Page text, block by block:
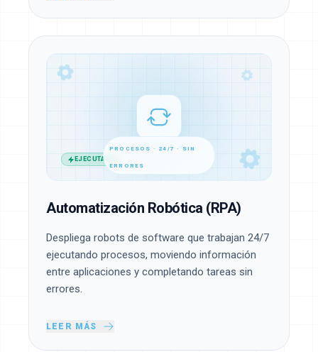
EJECUTADO
PROCESOS · 24/7 · SIN
ERRORES
Automatización Robótica (RPA)
Despliega robots de software que trabajan 24/7
ejecutando procesos, moviendo información
entre aplicaciones y completando tareas sin
errores.
LEER MÁS